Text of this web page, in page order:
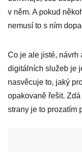
v něm. A pokud
nemusí to s ním
Co je ale jisté, návrh
digitálních služeb je
nasvěcuje to, jaký
opakovaně řešit.
strany je to prozatím